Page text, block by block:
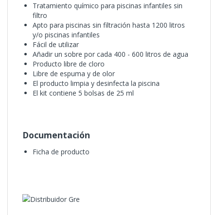
Tratamiento químico para piscinas infantiles sin
filtro
Apto para piscinas sin filtración hasta 1200 litros
y/o piscinas infantiles
Fácil de utilizar
Añadir un sobre por cada 400 - 600 litros de agua
Producto libre de cloro
Libre de espuma y de olor
El producto limpia y desinfecta la piscina
El kit contiene 5 bolsas de 25 ml
Documentación
Ficha de producto